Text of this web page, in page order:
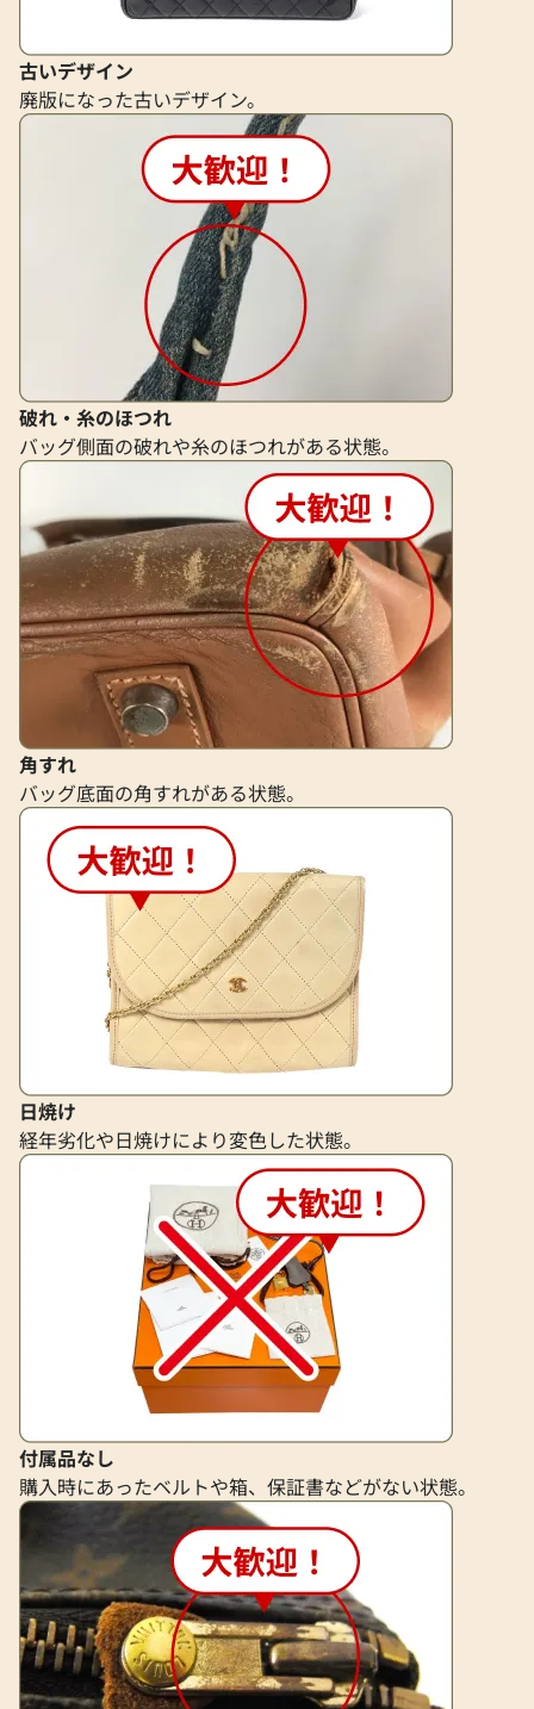
エルメス エールバッグジップPM ショル
ダーバッグ キャンバス W刻印
参考買取価格
413,000円
2025年6月17日時点
古いデザイン
廃版になった古いデザイン。
破れ・糸のほつれ
バッグ側面の破れや糸のほつれがある状態。
角すれ
バッグ底面の角すれがある状態。
日焼け
経年劣化や日焼けにより変色した状態。
付属品なし
購入時にあったベルトや箱、保証書などがない状態。